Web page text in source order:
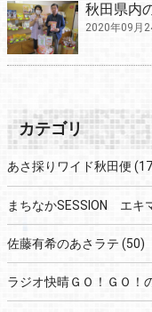
秋田県内
2020年09月
カテゴリ
あさ採りワイド秋田便
まちなかSESSION エキ
佐藤有希のあさラテ (50)
ラジオ快晴ＧＯ！ＧＯ！